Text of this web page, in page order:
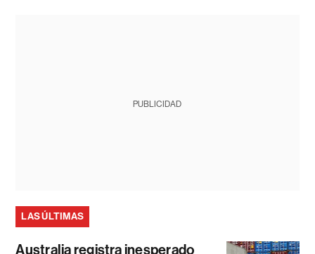
PUBLICIDAD
LAS ÚLTIMAS
Australia registra inesperado